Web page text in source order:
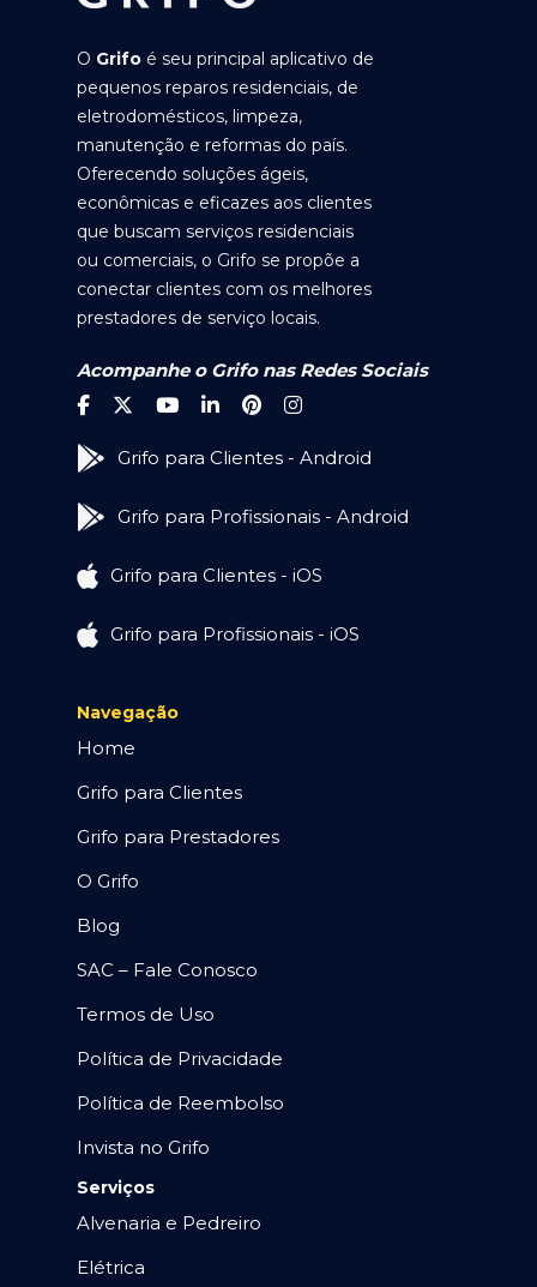
O Grifo é seu principal aplicativo de
pequenos reparos residenciais, de
eletrodomésticos, limpeza,
manutenção e reformas do país.
Oferecendo soluções ágeis,
econômicas e eficazes aos clientes
que buscam serviços residenciais
ou comerciais, o Grifo se propõe a
conectar clientes com os melhores
prestadores de serviço locais.
Acompanhe o Grifo nas Redes Sociais
Grifo para Clientes - Android
Grifo para Profissionais - Android
Grifo para Clientes - iOS
Grifo para Profissionais - iOS
Navegação
Home
Grifo para Clientes
Grifo para Prestadores
O Grifo
Blog
SAC – Fale Conosco
Termos de Uso
Política de Privacidade
Política de Reembolso
Invista no Grifo
Serviços
Alvenaria e Pedreiro
Elétrica